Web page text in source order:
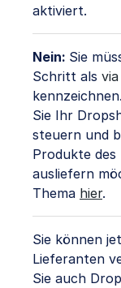
aktiviert.
Nein: Sie
Schritt als
Sie Ihr
steuern und
Produkte
ausliefern
Thema hier.
Sie können
Lieferanten
Sie auch